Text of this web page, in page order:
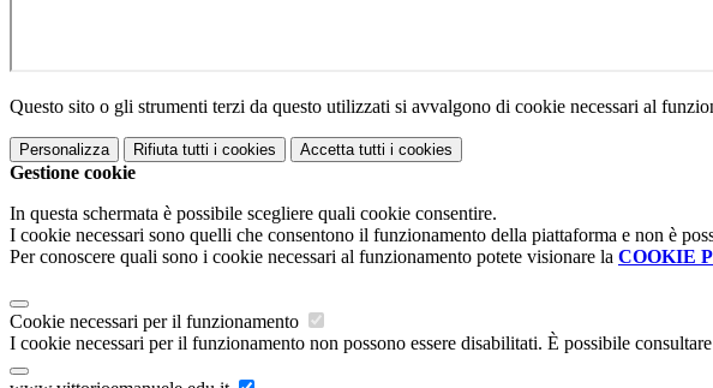
Questo sito o gli strumenti terzi da questo utilizzati si avvalgono di cookie necessari al
Personalizza Rifiuta tutti i cookies Accetta tutti i cookies
Gestione cookie
In questa schermata è possibile scegliere quali cookie consentire.
I cookie necessari sono quelli che consentono il funzionamento della piattaforma e non è
Per conoscere quali sono i cookie necessari al funzionamento potete visionare la COOKIE
Cookie necessari per il funzionamento
I cookie necessari per il funzionamento non possono essere disabilitati. È possibile